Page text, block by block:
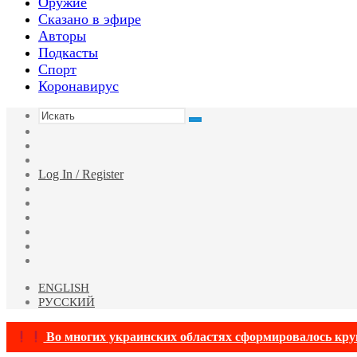
Сказано в эфире
Авторы
Подкасты
Спорт
Коронавирус
Искать
статья
Log In / Register
ENGLISH
РУССКИЙ
Во многих украинских областях сформировалось